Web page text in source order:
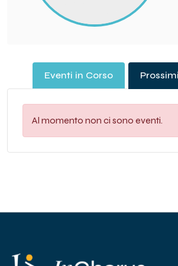
Eventi in Corso
Al momento non ci sono eventi.